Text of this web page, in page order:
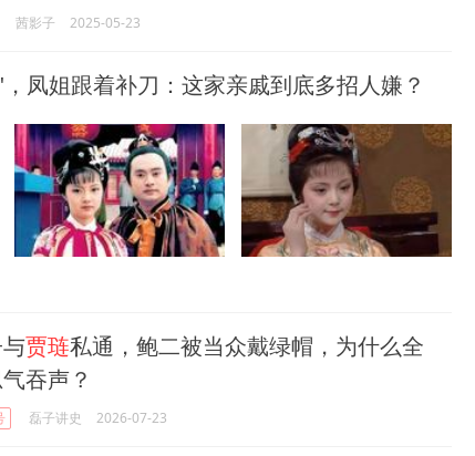
茜影子 2025-05-23
凤姐跟着补刀：这家亲戚到底多招人嫌？
贾琏私通，鲍二被当众戴绿帽，为什么全
吞声？
磊子讲史 2026-07-23